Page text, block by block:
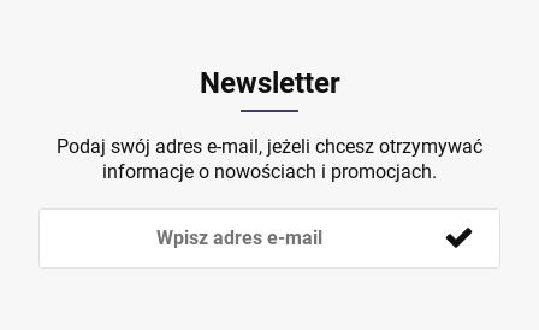
Newsletter
Podaj swój adres e-mail, jeżeli chcesz otrzymywać
informacje o nowościach i promocjach.